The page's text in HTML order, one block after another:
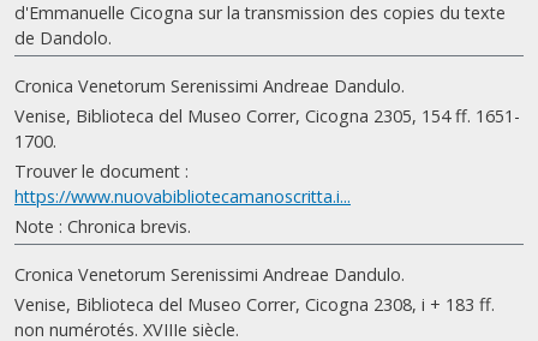
d'Emmanuelle Cicogna sur la transmission des copies du texte
de Dandolo.
Cronica Venetorum Serenissimi Andreae Dandulo.
Venise, Biblioteca del Museo Correr, Cicogna 2305, 154 ff. 1651-
1700.
Trouver le document :
https://www.nuovabibliotecamanoscritta.i...
Note : Chronica brevis.
Cronica Venetorum Serenissimi Andreae Dandulo.
Venise, Biblioteca del Museo Correr, Cicogna 2308, i + 183 ff.
non numérotés. XVIIIe siècle.